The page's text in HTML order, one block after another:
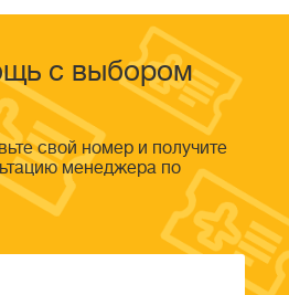
с выбором
свой номер и получите
менеджера по